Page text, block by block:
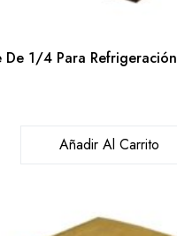
De 1/4 Para Refrigeración
Añadir Al Carrito